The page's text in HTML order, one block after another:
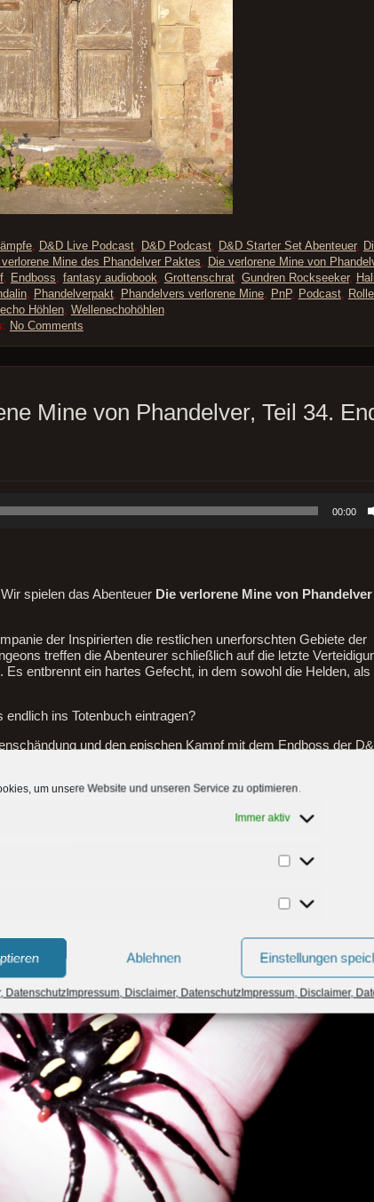
um unsere Website und unseren Service zu optimieren.
Immer aktiv
Statistiken
Marketing
Ablehnen Einstellungen
DatenschutzImpressum, Disclaimer, DatenschutzImpressum, Disclaimer,
, D&D Live Podcast, D&D Podcast, D&D Starter Set Abenteuer,
verlorene Mine des Phandelver Paktes Die verlorene Mine von
, Endboss fantasy audiobook Grottenschrat, Gundren Rockseeker,
, Phandelverpakt, Phandelvers verlorene Mine, PnP, Podcast,
Höhlen, Wellenechohöhlen.
No Comments
Mine von Phandelver, Teil 34.
00:00
spielen das Abenteuer Die verlorene Mine von Phandelver
der Inspirierten die restlichen unerforschten Gebiete der
treffen die Abenteurer schließlich auf die letzte
Es entbrennt ein hartes Gefecht, in dem sowohl die Helden,
ins Totenbuch eintragen?
und den epischen Kampf mit dem Endboss der